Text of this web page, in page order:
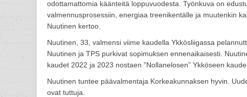
odottamattomia käänteitä loppuvuodesta. Työnkuva on
valmennusprosessiin, energiaa treenikentälle ja muutenkin
Nuutinen kertoo.
Nuutinen, 33, valmensi viime kaudella Ykkösliigassa
Nuutinen ja TPS purkivat sopimuksen ennenaikaisesti.
kaudet 2022 ja 2023 nostaen ”Nollanelosen” Ykköseen
Nuutinen tuntee päävalmentaja Korkeakunnaksen hyvin.
ovat tuttuja.